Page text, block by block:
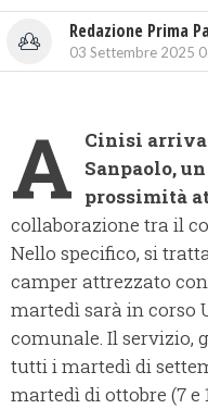
Redazione Prima
03 Settembre 2025
A Cinisi arriva
Sanpaolo,
prossimità
collaborazione tra il
Nello specifico, si
camper attrezzato
martedì sarà in corso
comunale. Il servizio,
tutti i martedì di
martedì di ottobre (7 e